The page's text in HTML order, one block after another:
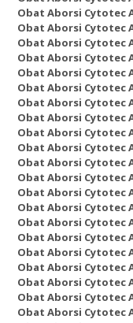
Obat Aborsi Cytotec
Obat Aborsi Cytotec
Obat Aborsi Cytotec
Obat Aborsi Cytotec
Obat Aborsi Cytotec
Obat Aborsi Cytotec
Obat Aborsi Cytotec
Obat Aborsi Cytotec
Obat Aborsi Cytotec
Obat Aborsi Cytotec
Obat Aborsi Cytotec
Obat Aborsi Cytotec
Obat Aborsi Cytotec
Obat Aborsi Cytotec
Obat Aborsi Cytotec
Obat Aborsi Cytotec
Obat Aborsi Cytotec
Obat Aborsi Cytotec
Obat Aborsi Cytotec
Obat Aborsi Cytotec
Obat Aborsi Cytotec